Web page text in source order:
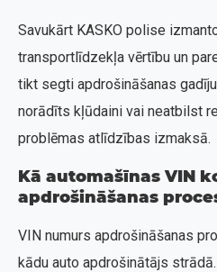
Savukārt KASKO polise
transportlīdzekļa vērtību un
tikt segti apdrošināšanas
norādīts kļūdaini vai neatbilst
problēmas atlīdzības izmaksā.
Kā automašīnas VIN
apdrošināšanas
VIN numurs apdrošināšanas
kādu auto apdrošinātājs